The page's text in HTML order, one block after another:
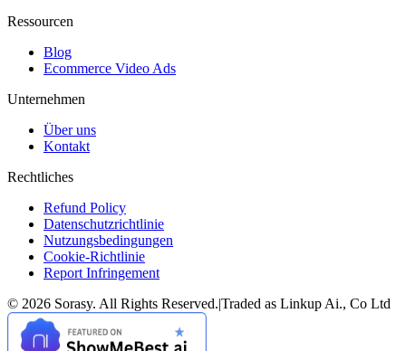
Ressourcen
Blog
Ecommerce Video Ads
Unternehmen
Über uns
Kontakt
Rechtliches
Refund Policy
Datenschutzrichtlinie
Nutzungsbedingungen
Cookie-Richtlinie
Report Infringement
© 2026 Sorasy. All Rights Reserved.|Traded as Linkup Ai., Co Ltd